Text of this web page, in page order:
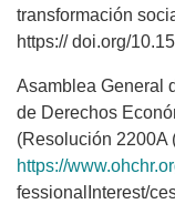
transformación
https:// doi.org/
Asamblea General
de Derechos
(Resolución 2200A
https://
fessionalInterest/